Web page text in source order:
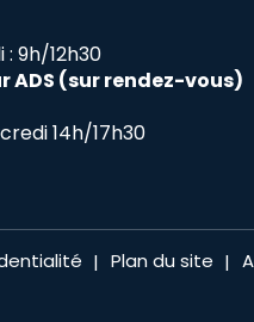
: 9h/12h30
ADS (sur rendez-vous)
14h/17h30
Plan du site